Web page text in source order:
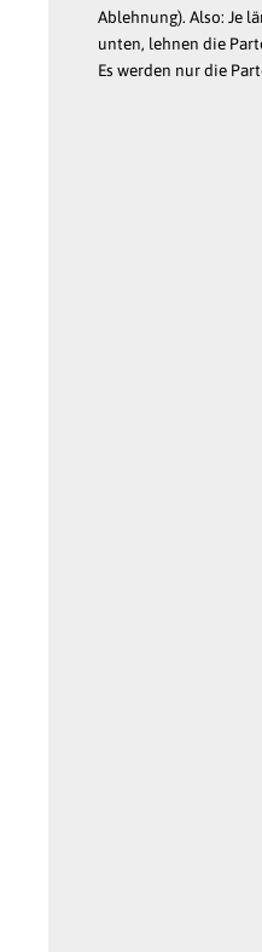
Ablehnung). Also: Je
unten, lehnen die
Es werden nur die